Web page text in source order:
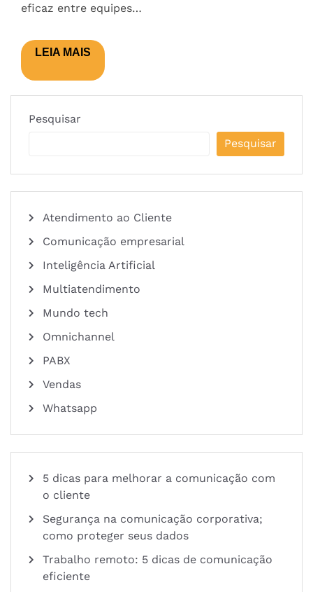
eficaz entre equipes…
LEIA MAIS
Pesquisar
Pesquisar
Atendimento ao Cliente
Comunicação empresarial
Inteligência Artificial
Multiatendimento
Mundo tech
Omnichannel
PABX
Vendas
Whatsapp
5 dicas para melhorar a comunicação com
o cliente
Segurança na comunicação corporativa;
como proteger seus dados
Trabalho remoto: 5 dicas de comunicação
eficiente